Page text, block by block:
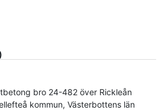
bro 24-482 över Rickleån
kommun, Västerbottens län